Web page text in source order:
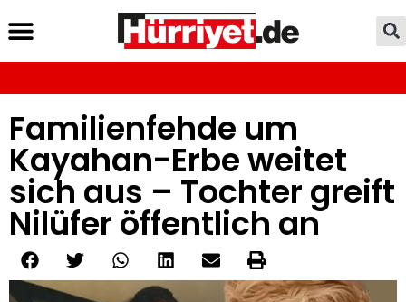
Familienfehde um
Kayahan-Erbe weitet
sich aus – Tochter greift
Nilüfer öffentlich an